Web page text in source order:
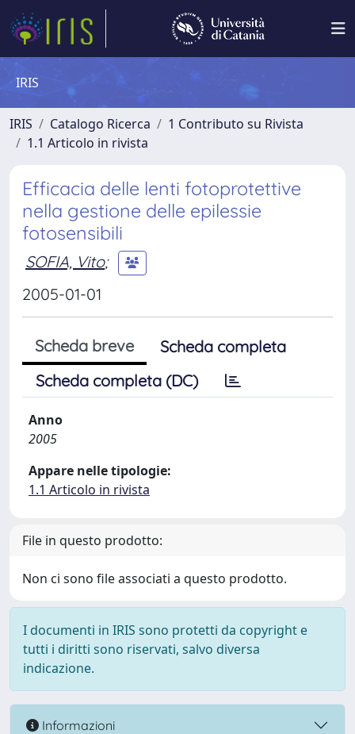
IRIS
IRIS Catalogo Ricerca
1 Contributo su Rivista
1.1 Articolo in rivista
Efficacia delle lenti fotoprotettive
nella gestione delle epilessie
fotosensibili
SOFIA, Vito;
2005-01-01
Scheda breve
Scheda completa
Scheda completa (DC)
Anno
2005
Appare nelle tipologie:
1.1 Articolo in rivista
File in questo prodotto:
Non ci sono file associati a questo prodotto.
I documenti in IRIS sono protetti da copyright e
tutti i diritti sono riservati, salvo diversa
indicazione.
Informazioni